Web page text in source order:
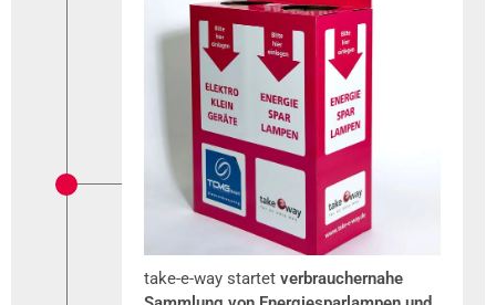
take-e-way startet verbrauchernahe